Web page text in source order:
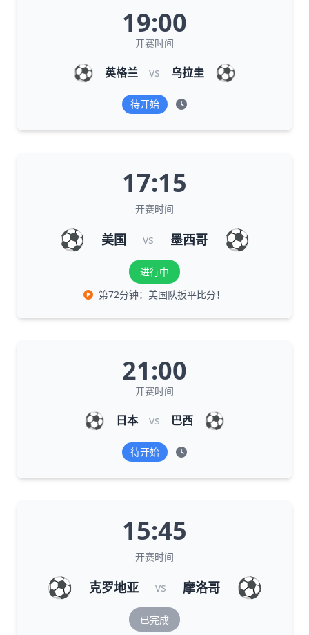
19:00
开赛时间
⚽ 英格兰 vs 乌拉圭 ⚽
待开始
17:15
开赛时间
⚽ 美国 vs 墨西哥 ⚽
进行中
第72分钟：美国队扳平比分！
21:00
开赛时间
⚽ 日本 vs 巴西 ⚽
待开始
15:45
开赛时间
⚽ 克罗地亚 vs 摩洛哥 ⚽
已完成